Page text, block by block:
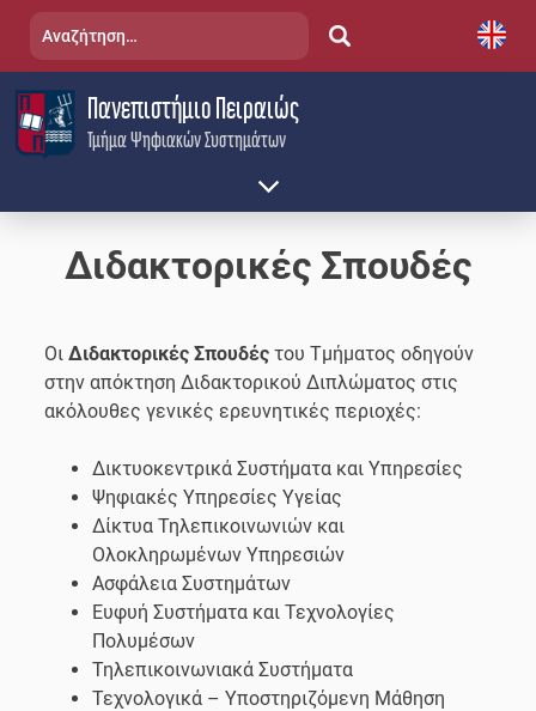
content
Τμήμα Ψηφιακών Συστημάτων
Πανεπιστήμιο Πειραιώς
Αναζήτηση
Διδακτορικές Σπουδές
ΟιΔιδακτορικές Σπουδές του Τμήματος οδηγούν
στην απόκτηση Διδακτορικού Διπλώματος στις
ακόλουθες γενικές ερευνητικές περιοχές:
Δικτυοκεντρικά Συστήματα και Υπηρεσίες
Ψηφιακές Υπηρεσίες Υγείας
Δίκτυα Τηλεπικοινωνιών και
Ολοκληρωμένων Υπηρεσιών
Ασφάλεια Συστημάτων
Ευφυή Συστήματα και Τεχνολογίες
Πολυμέσων
Τηλεπικοινωνιακά Συστήματα
Τεχνολογικά – Υποστηριζόμενη Μάθηση